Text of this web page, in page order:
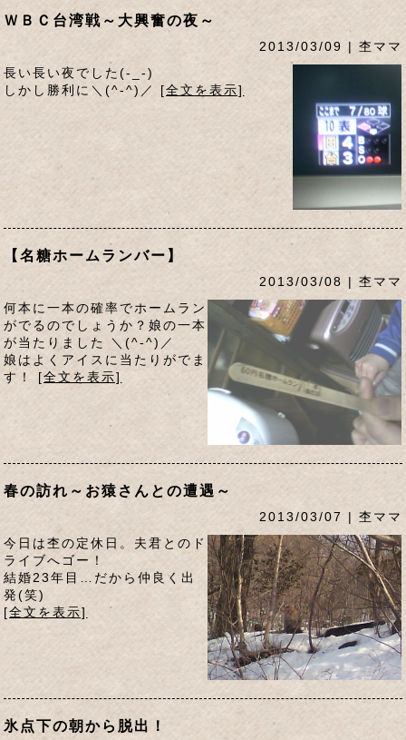
ＷＢＣ台湾戦～大興奮の夜～
2013/03/09 | 杢ママ
長い長い夜でした(-_-)
しかし勝利に＼(^-^)／ [全文を表示]
【名糖ホームランバー】
2013/03/08 | 杢ママ
何本に一本の確率でホームラン
がでるのでしょうか？娘の一本
が当たりました ＼(^-^)／
娘はよくアイスに当たりがでま
す！ [全文を表示]
春の訪れ～お猿さんとの遭遇～
2013/03/07 | 杢ママ
今日は杢の定休日。夫君とのド
ライブへゴー！
結婚23年目…だから仲良く出
発(笑)
[全文を表示]
氷点下の朝から脱出！